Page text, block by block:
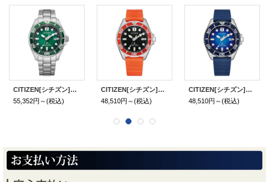
CITIZEN[シチズン]PROMASTER[プロマスター] BN0269-50W MARINEシリーズ 光発電エコ・ドライブ ダイバー200m メタルバンド メンズ 正規品
55,352円～(税込)
CITIZEN[シチズン]PROMASTER[プロマスター] BN0268-01E MARINEシリーズ エコ・ドライブ 正規品
48,510円～(税込)
CITIZEN[シチズン]PROMASTER[プロマスター] BN0267-04L MARINEシリーズ エコ・ドライブ 正規品
48,510円～(税込)